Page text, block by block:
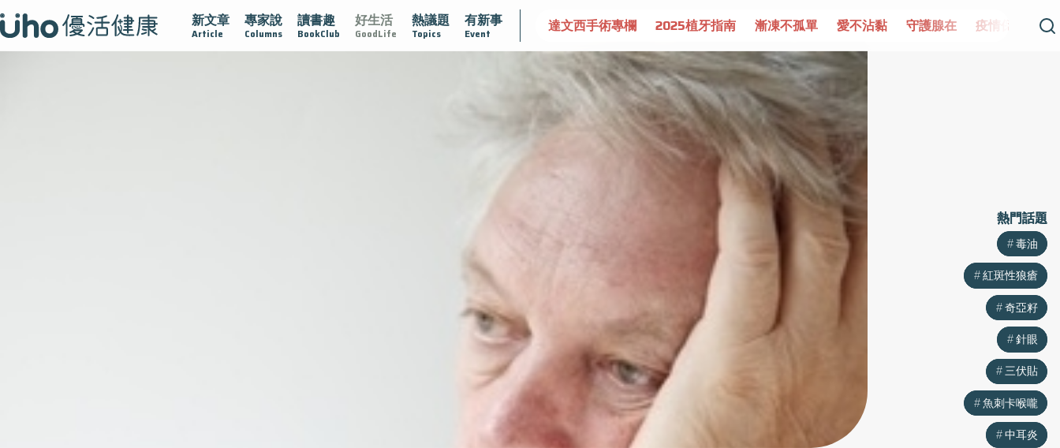
新文章
Article
專家說
Columns
讀書趣
BookClub
好生活
GoodLife
熱議題
Topics
有新事
Event
疫情保衛戰 再生醫學 愛的未來視 認識攝護腺肥大 守護骨骼健康 達文西手術專欄 2025植牙指南 漸凍不孤單 愛不沾黏 守護腺在 疫情保衛戰 再生醫學 愛的
熱門話題
毒油
紅斑性狼瘡
奇亞籽
針眼
三伏貼
魚刺卡喉嚨
中耳炎
熱門話題
毒油
紅斑性狼瘡
奇亞籽
針眼
三伏貼
魚刺卡喉嚨
中耳炎